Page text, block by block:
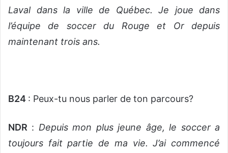
Laval dans la ville de Québec. Je joue dans
l’équipe de soccer du Rouge et Or depuis
maintenant trois ans.
B24 : Peux-tu nous parler de ton parcours?
NDR : Depuis mon plus jeune âge, le soccer a
toujours fait partie de ma vie. J’ai commencé